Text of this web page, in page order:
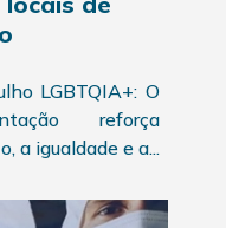
LGBTQIA+: O
reforça
a igualdade e a...